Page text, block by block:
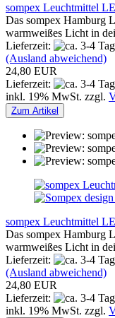
sompex Leuchtmittel
Das sompex Hamburg
warmweißes Licht in
Lieferzeit:
(Ausland abweichend)
24,80 EUR
Lieferzeit:
inkl. 19% MwSt. zzgl.
Zum Artikel
sompex Leuchtmittel
Das sompex Hamburg
warmweißes Licht in
Lieferzeit:
(Ausland abweichend)
24,80 EUR
Lieferzeit:
inkl. 19% MwSt. zzgl.